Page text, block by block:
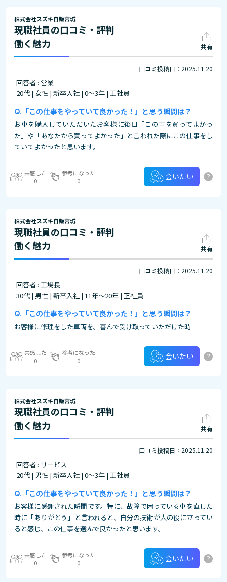
株式会社スズキ自販宮城
現職社員の口コミ・評判
働く魅力
共有
口コミ投稿日：2025.11.20
回答者 : 営業
20代 | 女性 | 新卒入社 | 0～3年 | 正社員
「この仕事をやっていて良かった！」と思う瞬間は？
お車を購入していただいたお客様に後日「この車を買ってよかっ
た」や「あなたから買ってよかった」と言われた際にこの仕事をし
ていてよかったと思います。
共感した
0
参考になった
0
会いたい ?
株式会社スズキ自販宮城
現職社員の口コミ・評判
働く魅力
共有
口コミ投稿日：2025.11.20
回答者 : 工場長
30代 | 男性 | 新卒入社 | 11年～20年 | 正社員
「この仕事をやっていて良かった！」と思う瞬間は？
お客様に修理をした車両を。喜んで受け取っていただけた時
共感した
0
参考になった
0
会いたい ?
株式会社スズキ自販宮城
現職社員の口コミ・評判
働く魅力
共有
口コミ投稿日：2025.11.20
回答者 : サービス
20代 | 男性 | 新卒入社 | 0～3年 | 正社員
「この仕事をやっていて良かった！」と思う瞬間は？
お客様に感謝された瞬間です。特に、故障で困っている車を直した
時に「ありがとう」と言われると、自分の技術が人の役に立ってい
ると感じ、この仕事を選んで良かったと思います。
共感した
0
参考になった
0
会いたい ?